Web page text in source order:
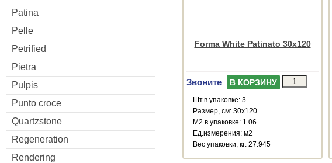
Patina
Pelle
Petrified
Pietra
Pulpis
Punto croce
Quartzstone
Regeneration
Rendering
Forma White Patinato 30x120
Звоните В КОРЗИНУ
Шт.в упаковке: 3
Размер, см: 30x120
М2 в упаковке: 1.06
Ед.измерения: м2
Веc упаковки, кг: 27.945